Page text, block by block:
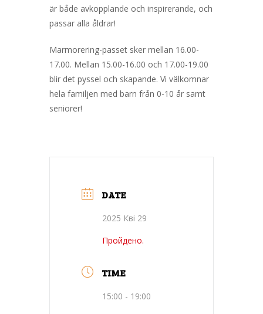
är både avkopplande och inspirerande, och
passar alla åldrar!
Marmorering-passet sker mellan 16.00-
17.00. Mellan 15.00-16.00 och 17.00-19.00
blir det pyssel och skapande. Vi välkomnar
hela familjen med barn från 0-10 år samt
seniorer!
DATE
2025 Кві 29
Пройдено.
TIME
15:00 - 19:00